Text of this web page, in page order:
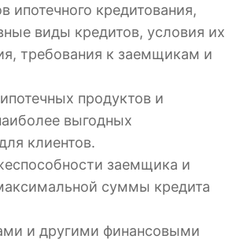
ипотечного кредитования,
виды кредитов, условия их
требования к заемщикам и
продуктов и
выгодных
клиентов.
заемщика и
суммы кредита
и другими финансовыми